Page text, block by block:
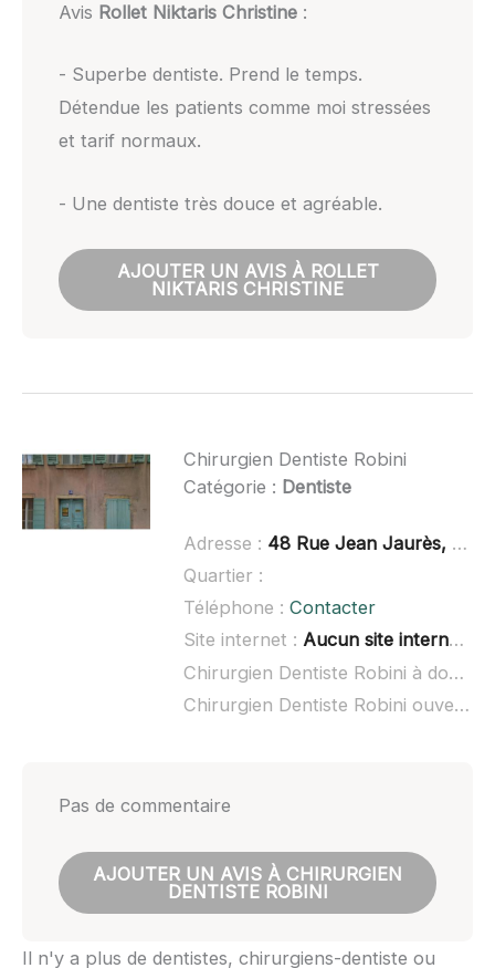
Avis Rollet Niktaris Christine:
- Superbe dentiste. Prend le temps.
Détendue les patients comme moi stressées
et tarif normaux.
- Une dentiste très douce et agréable.
AJOUTER UN AVIS À ROLLET
NIKTARIS CHRISTINE
Chirurgien Dentiste Robini
Catégorie : Dentiste
Adresse : 48 Rue Jean Jaurès, 69240 Thizy-les-Bourgs
Quartier :
Téléphone : Contacter
Site internet : Aucun site internet connu
Chirurgien Dentiste Robini à domicile :
Chirurgien Dentiste Robini ouvert dimanche :
Pas de commentaire
AJOUTER UN AVIS À CHIRURGIEN
DENTISTE ROBINI
Il n'y a plus de dentistes, chirurgiens-dentiste ou